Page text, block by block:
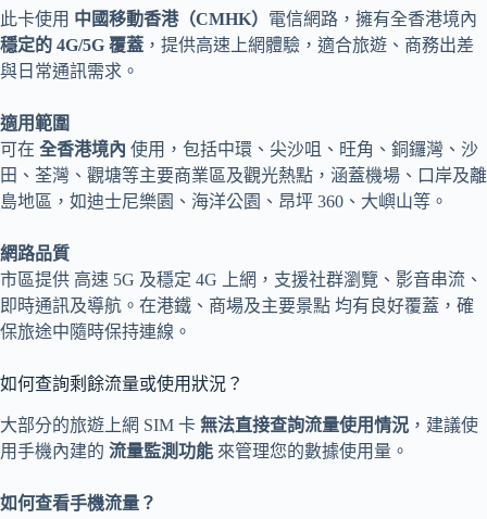
此卡使用 中國移動香港（CMHK） 電信網路，擁有全香港境內
穩定的 4G/5G 覆蓋 ，提供高速上網體驗，適合旅遊、商務出差
與日常通訊需求。
適用範圍
可在 全香港境內 使用，包括中環、尖沙咀、旺角、銅鑼灣、沙
田、荃灣、觀塘等主要商業區及觀光熱點，涵蓋機場、口岸及離
島地區，如迪士尼樂園、海洋公園、昂坪 360、大嶼山等。
網路品質
市區提供 高速 5G 及穩定 4G 上網，支援社群瀏覽、影音串流、
即時通訊及導航。在港鐵、商場及主要景點 均有良好覆蓋，確
保旅途中隨時保持連線。
如何查詢剩餘流量或使用狀況？
大部分的旅遊上網 SIM 卡 無法直接查詢流量使用情況 ，建議使
用手機內建的 流量監測功能 來管理您的數據使用量。
如何查看手機流量？